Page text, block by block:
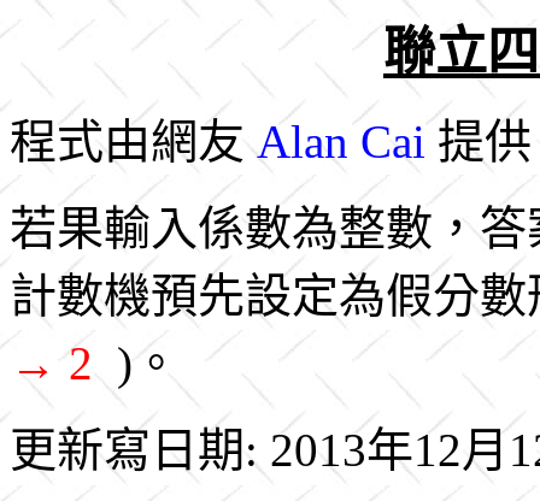
聯立
程式由網友Alan Cai 提
若果輸入係數為整數，
計數機預先設定為假分
→ 2 )。
更新寫日期: 2013年12月